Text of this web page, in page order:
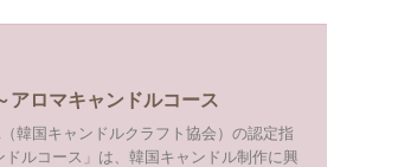
ロマキャンドルコース
韓国キャンドルクラフト協会）の認定指
ルコース」は、韓国キャンドル制作に興